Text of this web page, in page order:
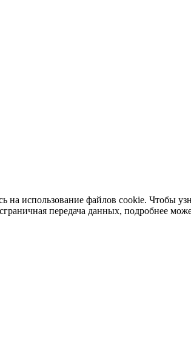
на использование файлов cookie. Чтобы
передача данных, подробнее